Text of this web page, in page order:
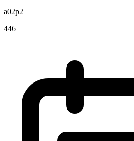
a02p2
446